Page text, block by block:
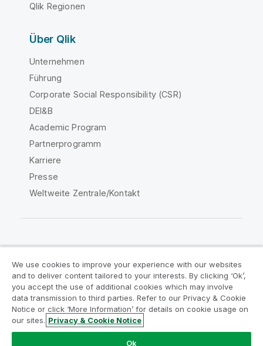
Qlik Regionen
Über Qlik
Unternehmen
Führung
Corporate Social Responsibility (CSR)
DEI&B
Academic Program
Partnerprogramm
Karriere
Presse
Weltweite Zentrale/Kontakt
Rechtliche Vereinbarungen
Produktbedingungen
Legal Policies
Legal Policies
Benutzungsbedingungen
Marken
Do Not Share My Info
We use cookies to improve your experience with our websites
and to deliver content tailored to your interests. By clicking ‘Ok’,
you accept the use of additional cookies which may involve
data transmission to third parties. Refer to our Privacy & Cookie
Notice or click ‘More Information’ for details on cookie usage on
our sites. Privacy & Cookie Notice
Ok